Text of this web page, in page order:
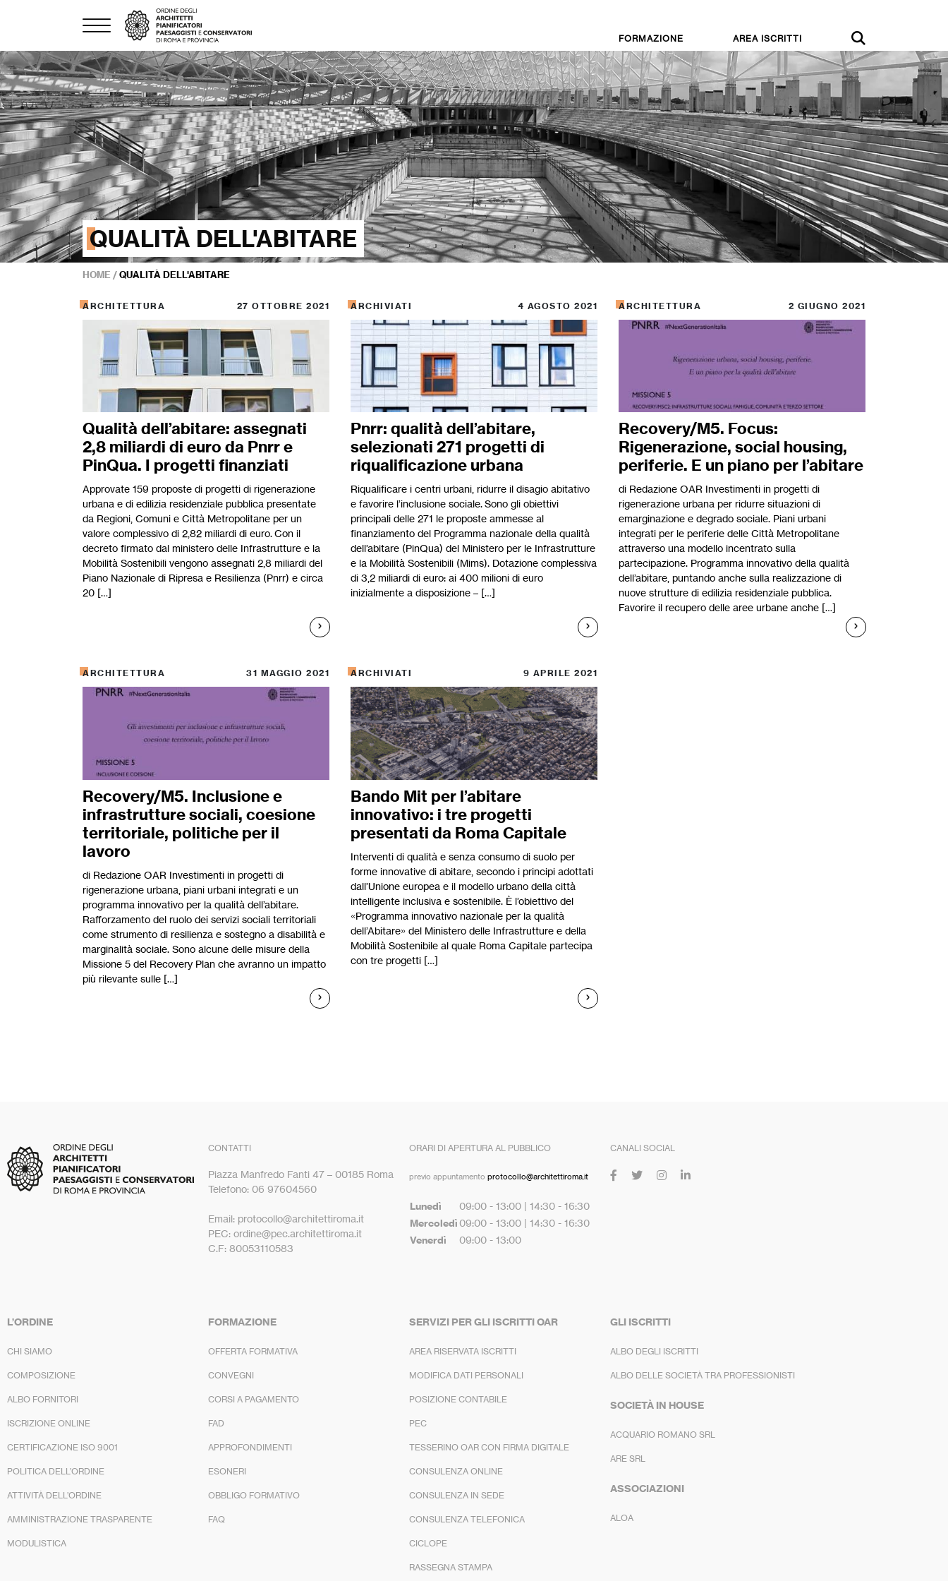
FORMAZIONE AREA ISCRITTI
QUALITÀ DELL'ABITARE
HOME /QUALITÀ DELL'ABITARE
ARCHITETTURA 27 OTTOBRE 2021
Qualità dell’abitare: assegnati
2,8 miliardi di euro da Pnrr e
PinQua. I progetti finanziati
Approvate 159 proposte di progetti di rigenerazione
urbana e di edilizia residenziale pubblica presentate
da Regioni, Comuni e Città Metropolitane per un
valore complessivo di 2,82 miliardi di euro. Con il
decreto firmato dal ministero delle Infrastrutture e la
Mobilità Sostenibili vengono assegnati 2,8 miliardi del
Piano Nazionale di Ripresa e Resilienza (Pnrr) e circa
20 […]
ARCHIVIATI 4 AGOSTO 2021
Pnrr: qualità dell’abitare,
selezionati 271 progetti di
riqualificazione urbana
Riqualificare i centri urbani, ridurre il disagio abitativo
e favorire l’inclusione sociale. Sono gli obiettivi
principali delle 271 le proposte ammesse al
finanziamento del Programma nazionale della qualità
dell’abitare (PinQua) del Ministero per le Infrastrutture
e la Mobilità Sostenibili (Mims). Dotazione complessiva
di 3,2 miliardi di euro: ai 400 milioni di euro
inizialmente a disposizione – […]
ARCHITETTURA 2 GIUGNO 2021
Recovery/M5. Focus:
Rigenerazione, social housing,
periferie. E un piano per l’abitare
di Redazione OAR Investimenti in progetti di
rigenerazione urbana per ridurre situazioni di
emarginazione e degrado sociale. Piani urbani
integrati per le periferie delle Città Metropolitane
attraverso una modello incentrato sulla
partecipazione. Programma innovativo della qualità
dell’abitare, puntando anche sulla realizzazione di
nuove strutture di edilizia residenziale pubblica.
Favorire il recupero delle aree urbane anche […]
ARCHITETTURA 31 MAGGIO 2021
Recovery/M5. Inclusione e
infrastrutture sociali, coesione
territoriale, politiche per il
lavoro
di Redazione OAR Investimenti in progetti di
rigenerazione urbana, piani urbani integrati e un
programma innovativo per la qualità dell’abitare.
Rafforzamento del ruolo dei servizi sociali territoriali
come strumento di resilienza e sostegno a disabilità e
marginalità sociale. Sono alcune delle misure della
Missione 5 del Recovery Plan che avranno un impatto
più rilevante sulle […]
ARCHIVIATI 9 APRILE 2021
Bando Mit per l’abitare
innovativo: i tre progetti
presentati da Roma Capitale
Interventi di qualità e senza consumo di suolo per
forme innovative di abitare, secondo i principi adottati
dall’Unione europea e il modello urbano della città
intelligente inclusiva e sostenibile. È l’obiettivo del
«Programma innovativo nazionale per la qualità
dell’Abitare» del Ministero delle Infrastrutture e della
Mobilità Sostenibile al quale Roma Capitale partecipa
con tre progetti […]
CONTATTI
Piazza Manfredo Fanti 47 – 00185 Roma
Telefono: 06 97604560
Email: protocollo@architettiroma.it
PEC: ordine@pec.architettiroma.it
C.F: 80053110583
ORARI DI APERTURA AL PUBBLICO
previo appuntamento protocollo@architettiroma.it
Lunedì 09:00 - 13:00 | 14:30 - 16:30
Mercoledì 09:00 - 13:00 | 14:30 - 16:30
Venerdì 09:00 - 13:00
CANALI SOCIAL
L’ORDINE
CHI SIAMO
COMPOSIZIONE
ALBO FORNITORI
ISCRIZIONE ONLINE
CERTIFICAZIONE ISO 9001
POLITICA DELL’ORDINE
ATTIVITÀ DELL’ORDINE
AMMINISTRAZIONE TRASPARENTE
MODULISTICA
FORMAZIONE
OFFERTA FORMATIVA
CONVEGNI
CORSI A PAGAMENTO
FAD
APPROFONDIMENTI
ESONERI
OBBLIGO FORMATIVO
FAQ
SERVIZI PER GLI ISCRITTI OAR
AREA RISERVATA ISCRITTI
MODIFICA DATI PERSONALI
POSIZIONE CONTABILE
PEC
TESSERINO OAR CON FIRMA DIGITALE
CONSULENZA ONLINE
CONSULENZA IN SEDE
CONSULENZA TELEFONICA
CICLOPE
RASSEGNA STAMPA
GLI ISCRITTI
ALBO DEGLI ISCRITTI
ALBO DELLE SOCIETÀ TRA PROFESSIONISTI
SOCIETÀ IN HOUSE
ACQUARIO ROMANO SRL
ARE SRL
ASSOCIAZIONI
ALOA